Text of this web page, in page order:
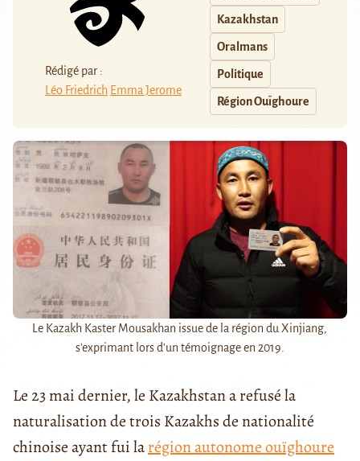
Rédigé par :
Léo Friedrich Emma Jerome
Kazakhstan
Oralmans
Politique
Région Ouïghoure
Le Kazakh Kaster Mousakhan issue de la région du Xinjiang,
s'exprimant lors d'un témoignage en 2019.
Le 23 mai dernier, le Kazakhstan a refusé la
naturalisation de trois Kazakhs de nationalité
chinoise ayant fui larégion autonome ouïghoure